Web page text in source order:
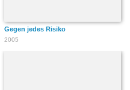
Gegen jedes Risiko
2005